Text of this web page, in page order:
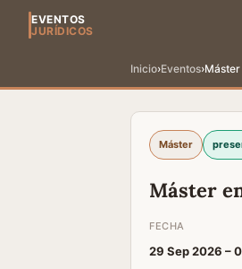
EVENTOS
JURÍDICOS
Inicio›Eventos›
Máster
Máster
FECHA
29 Sep 2026 –